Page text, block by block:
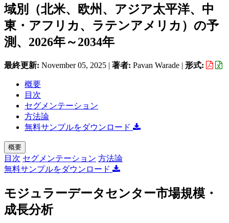
域別（北米、欧州、アジア太平洋、中
東・アフリカ、ラテンアメリカ）の予
測、2026年～2034年
最終更新: November 05, 2025 | 著者: Pavan Warade | 形式:
概要
目次
セグメンテーション
方法論
無料サンプルをダウンロード
概要
目次 セグメンテーション 方法論
無料サンプルをダウンロード
モジュラーデータセンター市場規模・
成長分析